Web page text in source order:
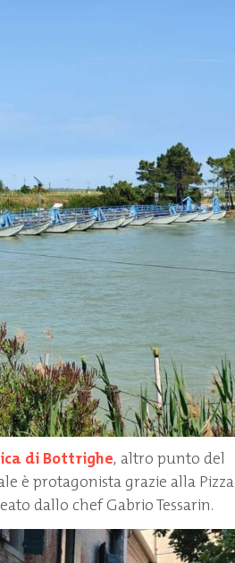
di Bottrighe, altro punto del
è protagonista grazie alla Pizza
dallo chef Gabrio Tessarin.